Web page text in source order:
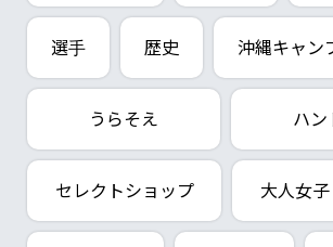
選手 歴史 沖縄キャン
うらそえ ハン
セレクトショップ 大人女子